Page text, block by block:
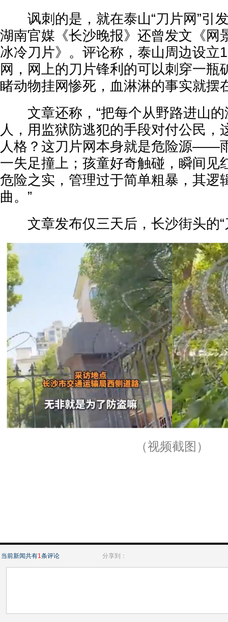
讽刺的是，就在泰山“刀片网”引
湖南官媒《长沙晚报》还曾发文《网
冰冷刀片》。评论称，泰山周边设立
网，网上的刀片锋利的可以刺穿一瓶
睹动物挂网惨死，血淋淋的事实就摆
文章还称，“把每个从野路进山的
人，用监狱防逃犯的手段对付公民，
人格？这刀片网本身就是危险源——
一失足撞上；孩童好奇触碰，瞬间
危险之实，管理过于简单粗暴，其逻
曲。”
文章发布仅三天后，长沙街头的“
（视频截图）
当前新闻共有1条评论 分享到：